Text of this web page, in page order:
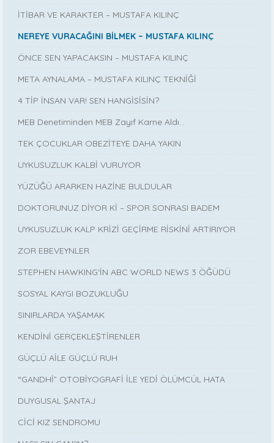
İTİBAR VE KARAKTER – MUSTAFA KILINÇ
NEREYE VURACAĞINI BİLMEK – MUSTAFA KILINÇ
ÖNCE SEN YAPACAKSIN – MUSTAFA KILINÇ
META AYNALAMA – MUSTAFA KILINÇ TEKNİĞİ
4 TİP İNSAN VAR! SEN HANGİSİSİN?
MEB Denetiminden MEB Zayıf Karne Aldı…
TEK ÇOCUKLAR OBEZİTEYE DAHA YAKIN
UYKUSUZLUK KALBİ VURUYOR
YÜZÜĞÜ ARARKEN HAZİNE BULDULAR
DOKTORUNUZ DİYOR Kİ – SPOR SONRASI BADEM
UYKUSUZLUK KALP KRİZİ GEÇİRME RİSKİNİ ARTIRIYOR
ZOR EBEVEYNLER
STEPHEN HAWKING‘İN ABC WORLD NEWS 3 ÖĞÜDÜ
SOSYAL KAYGI BOZUKLUĞU
SINIRLARDA YAŞAMAK
KENDİNİ GERÇEKLEŞTİRENLER
GÜÇLÜ AİLE GÜÇLÜ RUH
“GANDHİ” OTOBİYOGRAFİ İLE YEDİ ÖLÜMCÜL HATA
DUYGUSAL ŞANTAJ
CİCİ KIZ SENDROMU